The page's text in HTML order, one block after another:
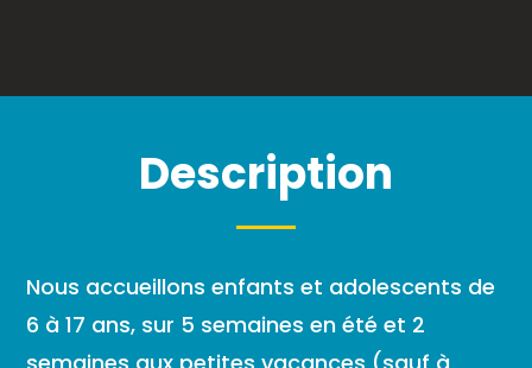
Description
Nous accueillons enfants et adolescents de
6 à 17 ans, sur 5 semaines en été et 2